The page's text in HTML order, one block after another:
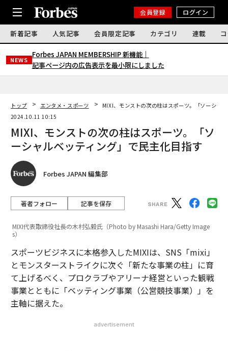
会員登録 ログイン
新着記事 人気記事 会員限定記事 カテゴリ 連載
NEWS
Forbes JAPAN MEMBERSHIP 新機能｜
記事ページ内の広告表示を最小限にしました
トップ エンタメ・スポーツ
MIXI、モンストの次の柱はスポーツ。「ソーシャ
2024.10.11 10:15
MIXI、モンストの次の柱はスポーツ。「ソ
ーシャルベッティング」で民主化目指す
Forbes JAPAN 編集部
著者フォロー 記事を保存
MIXI代表取締役社⻑の木村弘毅氏（Photo by Masashi Hara/Getty Image
s）
スポーツビジネスに本格参入したMIXIは、SNS「mixi」
とモンスターストライクに次ぐ「新たな事業の柱」に育
て上げるべく、プロクラブやアリーナ経営といった観戦
事業とともに「ベッティング事業（公営競技事業）」を
主軸に据えた。
advertisement